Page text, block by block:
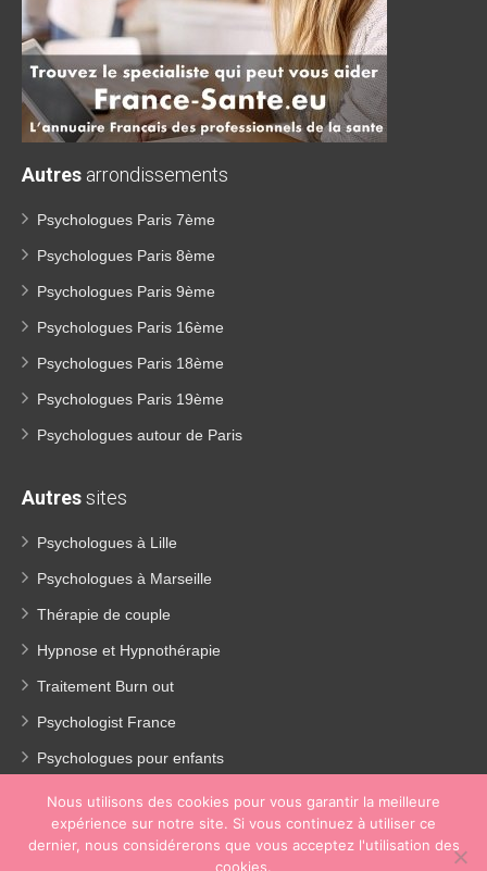
Autres arrondissements
Psychologues Paris 7ème
Psychologues Paris 8ème
Psychologues Paris 9ème
Psychologues Paris 16ème
Psychologues Paris 18ème
Psychologues Paris 19ème
Psychologues autour de Paris
Autressites
Psychologues à Lille
Psychologues à Marseille
Thérapie de couple
Hypnose et Hypnothérapie
Traitement Burn out
Psychologist France
Psychologues pour enfants
Thérapie de la dépression
Perte de poids
Nous utilisons des cookies pour vous garantir la meilleure
expérience sur notre site. Si vous continuez à utiliser ce
dernier, nous considérerons que vous acceptez l'utilisation des
cookies.